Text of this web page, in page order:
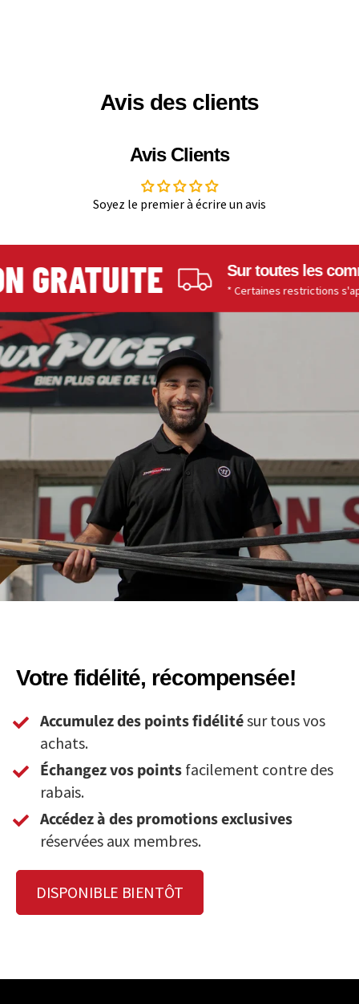
Avis des clients
Avis Clients
Soyez le premier à écrire un avis
Sur toutes les
* Certaines restrictions
Votre fidélité, récompensée!
Accumulez des points fidélitésur tous vos
achats.
Échangez vos points facilement contre des
rabais.
Accédez à des promotions exclusives
réservées aux membres.
DISPONIBLE BIENTÔT